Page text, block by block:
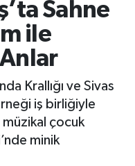
Sahne
ile
Krallığı ve Sivas
iş birliğiyle
müzikal çocuk
minik